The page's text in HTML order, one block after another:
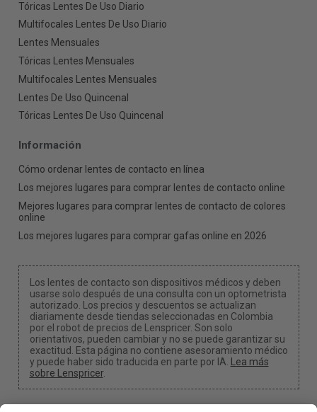
Tóricas Lentes De Uso Diario
Multifocales Lentes De Uso Diario
Lentes Mensuales
Tóricas Lentes Mensuales
Multifocales Lentes Mensuales
Lentes De Uso Quincenal
Tóricas Lentes De Uso Quincenal
Información
Cómo ordenar lentes de contacto en línea
Los mejores lugares para comprar lentes de contacto online
Mejores lugares para comprar lentes de contacto de colores
online
Los mejores lugares para comprar gafas online en 2026
Los lentes de contacto son dispositivos médicos y deben
usarse solo después de una consulta con un optometrista
autorizado. Los precios y descuentos se actualizan
diariamente desde tiendas seleccionadas en Colombia
por el robot de precios de Lenspricer. Son solo
orientativos, pueden cambiar y no se puede garantizar su
exactitud. Esta página no contiene asesoramiento médico
y puede haber sido traducida en parte por IA. Lea más
sobre Lenspricer.